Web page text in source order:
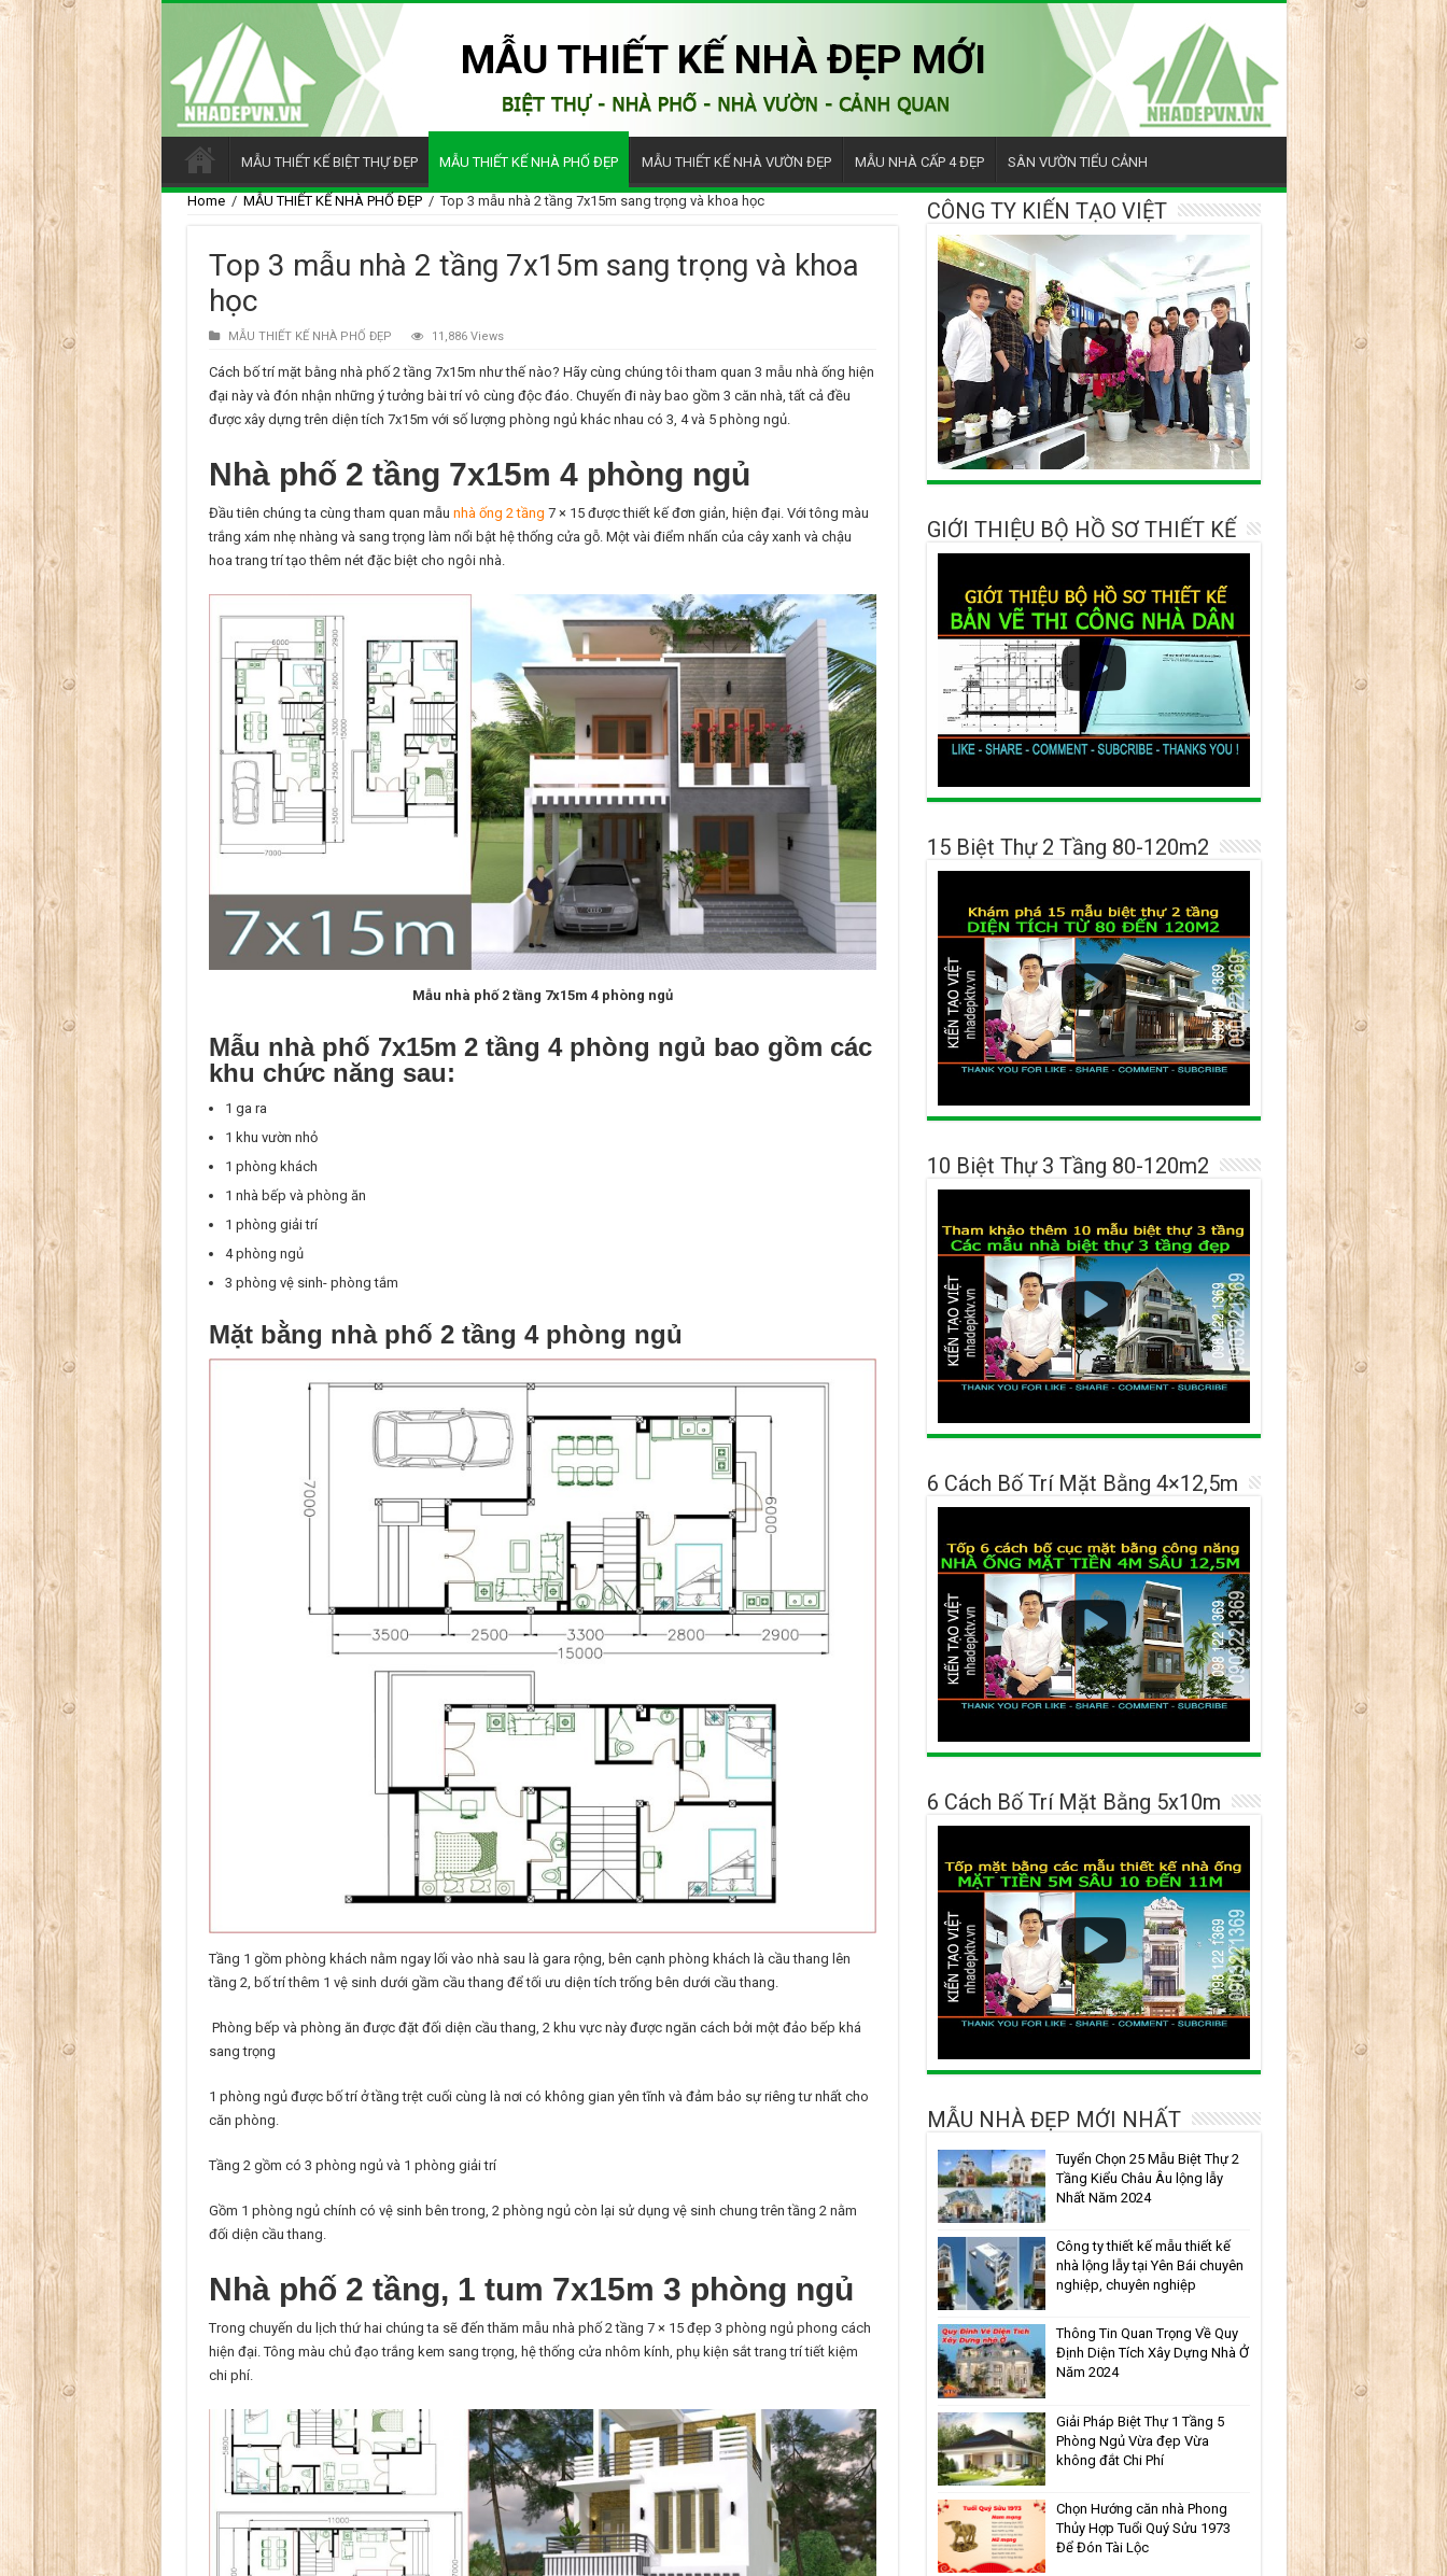
MẪU THIẾT KẾ NHÀ ĐẸP MỚI
MẪU THIẾT KẾ BIỆT THỰ ĐẸP MẪU THIẾT KẾ NHÀ PHỐ ĐẸP MẪU THIẾT KẾ NHÀ VƯỜN ĐẸP MẪU NHÀ CẤP 4 ĐẸP SÂN VƯỜN TIỂU CẢNH
Home / MẪU THIẾT KẾ NHÀ PHỐ ĐẸP / Top 3 mẫu nhà 2 tầng 7x15m sang trọng và khoa học
Top 3 mẫu nhà 2 tầng 7x15m sang trọng và khoa
học
MẪU THIẾT KẾ NHÀ PHỐ ĐẸP 11,886 Views
Cách bố trí mặt bằng nhà phố 2 tầng 7x15m như thế nào? Hãy cùng chúng tôi tham quan 3 mẫu nhà ống hiện
đại này và đón nhận những ý tưởng bài trí vô cùng độc đáo. Chuyến đi này bao gồm 3 căn nhà, tất cả đều
được xây dựng trên diện tích 7x15m với số lượng phòng ngủ khác nhau có 3, 4 và 5 phòng ngủ.
Nhà phố 2 tầng 7x15m 4 phòng ngủ
Đầu tiên chúng ta cùng tham quan mẫu nhà ống 2 tầng 7 × 15 được thiết kế đơn giản, hiện đại. Với tông màu
trắng xám nhẹ nhàng và sang trọng làm nổi bật hệ thống cửa gỗ. Một vài điểm nhấn của cây xanh và chậu
hoa trang trí tạo thêm nét đặc biệt cho ngôi nhà.
Mẫu nhà phố 2 tầng 7x15m 4 phòng ngủ
Mẫu nhà phố 7x15m 2 tầng 4 phòng ngủ bao gồm các
khu chức năng sau:
1 ga ra
1 khu vườn nhỏ
1 phòng khách
1 nhà bếp và phòng ăn
1 phòng giải trí
4 phòng ngủ
3 phòng vệ sinh- phòng tắm
Mặt bằng nhà phố 2 tầng 4 phòng ngủ
Tầng 1 gồm phòng khách nằm ngay lối vào nhà sau là gara rộng, bên cạnh phòng khách là cầu thang lên
tầng 2, bố trí thêm 1 vệ sinh dưới gầm cầu thang để tối ưu diện tích trống bên dưới cầu thang.
Phòng bếp và phòng ăn được đặt đối diện cầu thang, 2 khu vực này được ngăn cách bởi một đảo bếp khá
sang trọng
1 phòng ngủ được bố trí ở tầng trệt cuối cùng là nơi có không gian yên tĩnh và đảm bảo sự riêng tư nhất cho
căn phòng.
Tầng 2 gồm có 3 phòng ngủ và 1 phòng giải trí
Gồm 1 phòng ngủ chính có vệ sinh bên trong, 2 phòng ngủ còn lại sử dụng vệ sinh chung trên tầng 2 nằm
đối diện cầu thang.
Nhà phố 2 tầng, 1 tum 7x15m 3 phòng ngủ
Trong chuyến du lịch thứ hai chúng ta sẽ đến thăm mẫu nhà phố 2 tầng 7 × 15 đẹp 3 phòng ngủ phong cách
hiện đại. Tông màu chủ đạo trắng kem sang trọng, hệ thống cửa nhôm kính, phụ kiện sắt trang trí tiết kiệm
chi phí.
CÔNG TY KIẾN TẠO VIỆT
GIỚI THIỆU BỘ HỒ SƠ THIẾT KẾ
15 Biệt Thự 2 Tầng 80-120m2
10 Biệt Thự 3 Tầng 80-120m2
6 Cách Bố Trí Mặt Bằng 4×12,5m
6 Cách Bố Trí Mặt Bằng 5x10m
MẪU NHÀ ĐẸP MỚI NHẤT
Tuyển Chọn 25 Mẫu Biệt Thự 2
Tầng Kiểu Châu Âu lộng lẫy
Nhất Năm 2024
Công ty thiết kế mẫu thiết kế
nhà lộng lẫy tại Yên Bái chuyên
nghiệp, chuyên nghiệp
Thông Tin Quan Trọng Về Quy
Định Diện Tích Xây Dựng Nhà Ở
Năm 2024
Giải Pháp Biệt Thự 1 Tầng 5
Phòng Ngủ Vừa đẹp Vừa
không đắt Chi Phí
Chọn Hướng căn nhà Phong
Thủy Hợp Tuổi Quý Sửu 1973
Để Đón Tài Lộc